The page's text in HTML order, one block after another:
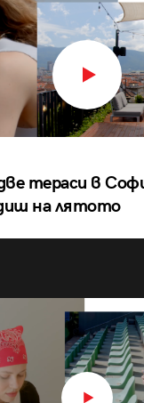
тераси в
на лятото